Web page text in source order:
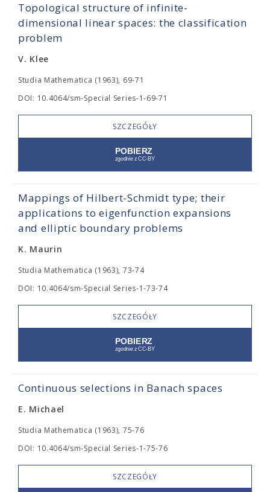
Topological structure of infinite-
dimensional linear spaces: the classification
problem
V. Klee
Studia Mathematica (1963), 69-71
DOI: 10.4064/sm-Special Series-1-69-71
SZCZEGÓŁY
Mappings of Hilbert-Schmidt type; their
applications to eigenfunction expansions
and elliptic boundary problems
K. Maurin
Studia Mathematica (1963), 73-74
DOI: 10.4064/sm-Special Series-1-73-74
SZCZEGÓŁY
Continuous selections in Banach spaces
E. Michael
Studia Mathematica (1963), 75-76
DOI: 10.4064/sm-Special Series-1-75-76
SZCZEGÓŁY